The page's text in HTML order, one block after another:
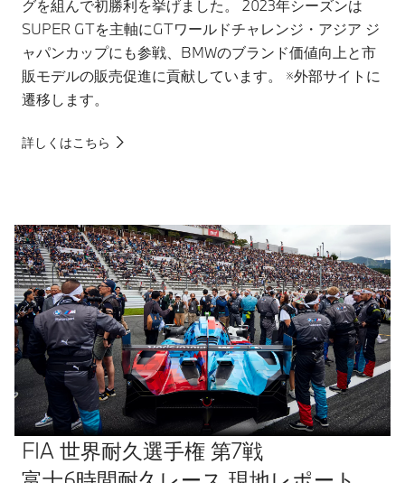
グを組んで初勝利を挙げました。 2023年シーズンは
SUPER GTを主軸にGTワールドチャレンジ・アジア ジ
ャパンカップにも参戦、BMWのブランド価値向上と市
販モデルの販売促進に貢献しています。 ※外部サイトに
遷移します。
詳しくはこちら
FIA 世界耐久選手権 第7戦